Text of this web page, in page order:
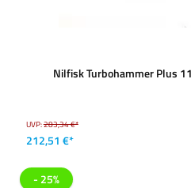
Nilfisk Turbohammer Plus
UVP:283,34 €*
212,51 €*
- 25%